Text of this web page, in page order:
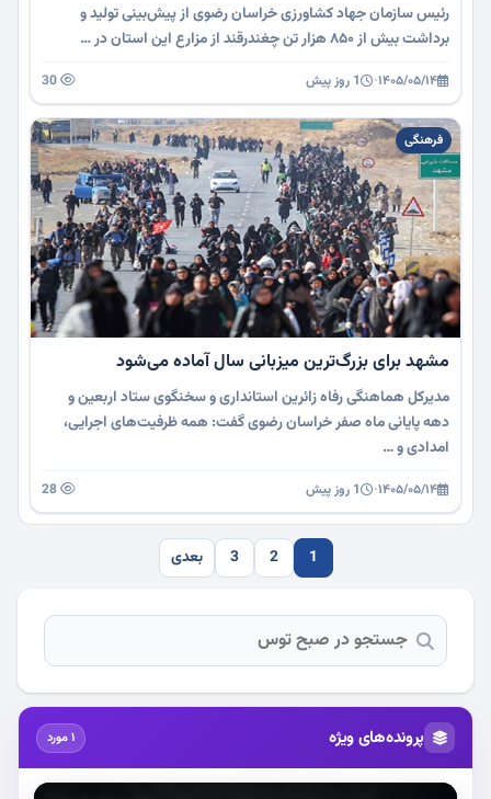
رئیس سازمان جهاد کشاورزی خراسان رضوی از پیش‌بینی تولید و
برداشت بیش از ۸۵۰ هزار تن چغندرقند از مزارع این استان در …
۱۴۰۵/۰۵/۱۴· 1 روز پیش
فرهنگی
مشهد برای بزرگ‌ترین میزبانی سال آماده می‌شود
مدیرکل هماهنگی رفاه زائرین استانداری و سخنگوی ستاد اربعین و
دهه پایانی ماه صفر خراسان رضوی گفت: همه ظرفیت‌های اجرایی،
امدادی و …
۱۴۰۵/۰۵/۱۴· 1 روز پیش
1
2
3 بعدی
پرونده‌های ویژه 1 مورد